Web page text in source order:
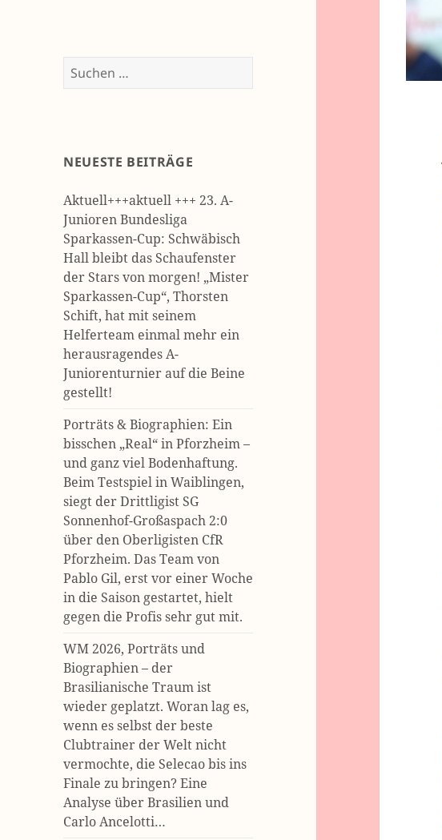
Suchen
nach:
NEUESTE BEITRÄGE
Aktuell+++aktuell +++ 23. A-
Junioren Bundesliga
Sparkassen-Cup: Schwäbisch
Hall bleibt das Schaufenster
der Stars von morgen! „Mister
Sparkassen-Cup“, Thorsten
Schift, hat mit seinem
Helferteam einmal mehr ein
herausragendes A-
Juniorenturnier auf die Beine
gestellt!
Porträts & Biographien: Ein
bisschen „Real“ in Pforzheim –
und ganz viel Bodenhaftung.
Beim Testspiel in Waiblingen,
siegt der Drittligist SG
Sonnenhof-Großaspach 2:0
über den Oberligisten CfR
Pforzheim. Das Team von
Pablo Gil, erst vor einer Woche
in die Saison gestartet, hielt
gegen die Profis sehr gut mit.
WM 2026, Porträts und
Biographien – der
Brasilianische Traum ist
wieder geplatzt. Woran lag es,
wenn es selbst der beste
Clubtrainer der Welt nicht
vermochte, die Selecao bis ins
Finale zu bringen? Eine
Analyse über Brasilien und
Carlo Ancelotti…